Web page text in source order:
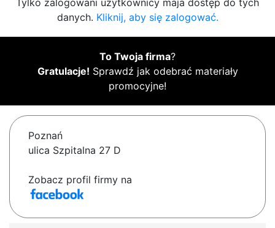
Tylko zalogowani użytkownicy maja dostęp do tych
danych. Kliknij, aby się zalogować.
To Twoja firma?
Gratulacje! Sprawdź jak odebrać materiały
promocyjne!
Poznań
ulica Szpitalna 27 D
Zobacz profil firmy na